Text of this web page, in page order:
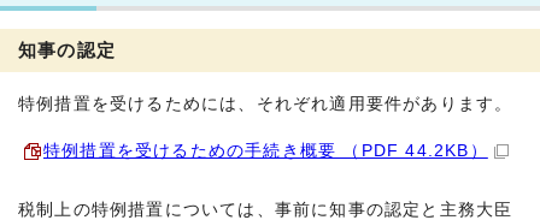
知事の認定
特例措置を受けるためには、それぞれ適用要件があります。
特例措置を受けるための手続き概要 （PDF 44.2KB）
税制上の特例措置については、事前に知事の認定と主務大臣